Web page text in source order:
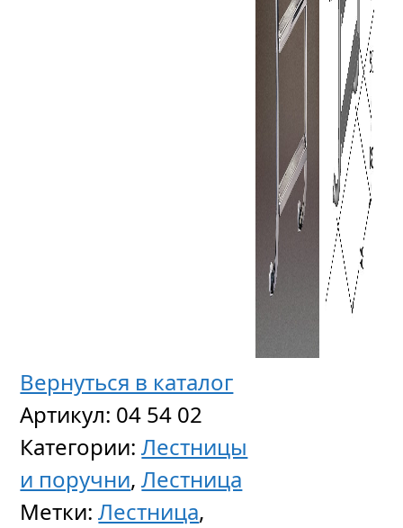
Вернуться в каталог
Артикул: 04 54 02
Категории:Лестницы
и поручни,Лестница
Метки:Лестница,